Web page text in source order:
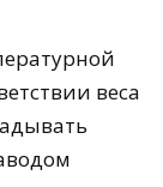
веса